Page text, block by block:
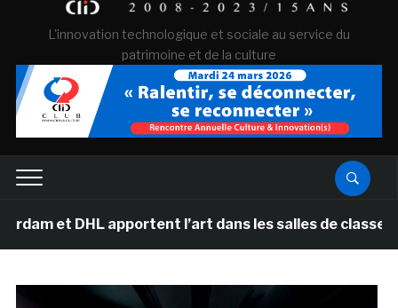
L'innovation technologique et sociale au service du
patrimoine et de la culture
DHL apportent l’art dans les salles de classe des